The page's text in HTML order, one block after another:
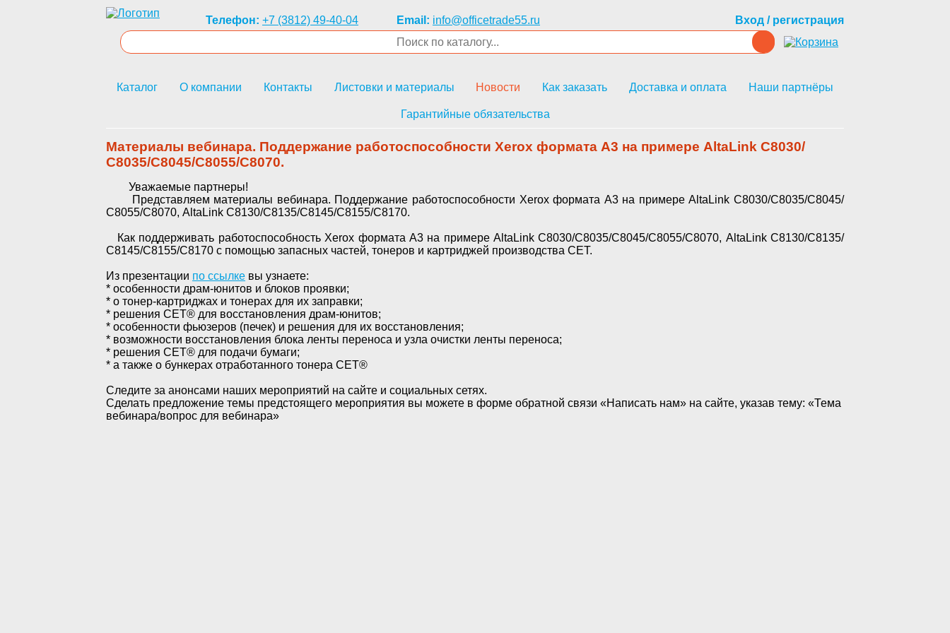
Телефон: +7 (3812) 49-40-04 Email: info@officetrade55.ru Вход / регистрация
Каталог О компании Контакты Листовки и материалы Новости Как заказать Доставка и оплата Наши партнёры
Гарантийные обязательства
Материалы вебинара. Поддержание работоспособности Xerox формата А3 на примере AltaLink C8030/
С8035/С8045/С8055/С8070.
Уважаемые партнеры!
Представляем материалы вебинара. Поддержание работоспособности Xerox формата А3 на примере AltaLink C8030/С8035/С8045/
С8055/С8070, AltaLink C8130/С8135/С8145/С8155/С8170.
Как поддерживать работоспособность Xerox формата А3 на примере AltaLink C8030/С8035/С8045/С8055/С8070, AltaLink C8130/С8135/
С8145/С8155/С8170 с помощью запасных частей, тонеров и картриджей производства СЕТ.
Из презентации по ссылке вы узнаете:
* особенности драм-юнитов и блоков проявки;
* о тонер-картриджах и тонерах для их заправки;
* решения СЕТ® для восстановления драм-юнитов;
* особенности фьюзеров (печек) и решения для их восстановления;
* возможности восстановления блока ленты переноса и узла очистки ленты переноса;
* решения CET® для подачи бумаги;
* а также о бункерах отработанного тонера CET®
Следите за анонсами наших мероприятий на сайте и социальных сетях.
Сделать предложение темы предстоящего мероприятия вы можете в форме обратной связи «Написать нам» на сайте, указав тему: «Тема
вебинара/вопрос для вебинара»